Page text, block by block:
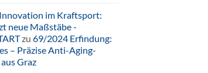
im Kraftsport:
neue Maßstäbe -
zu 69/2024 Erfindung:
– Präzise Anti-Aging-
Graz